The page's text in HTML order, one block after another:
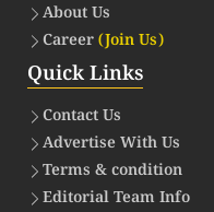
About Us
Career(Join Us)
Quick Links
Contact Us
Advertise With Us
Terms & condition
Editorial Team Info